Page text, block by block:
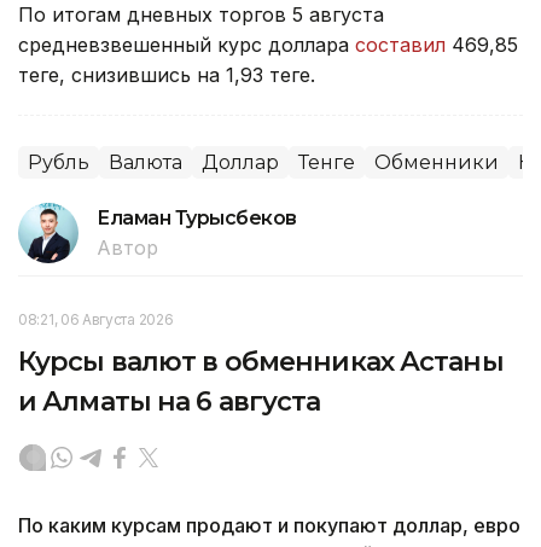
По итогам дневных торгов 5 августа
средневзвешенный курс доллара составил 469,85
теңге, снизившись на 1,93 теңге.
Рубль Валюта Доллар Тенге Обменники
Еламан Турысбеков
Автор
08:21, 06 Августа 2026
Курсы валют в обменниках Астаны
и Алматы на 6 августа
По каким курсам продают и покупают доллар, евро